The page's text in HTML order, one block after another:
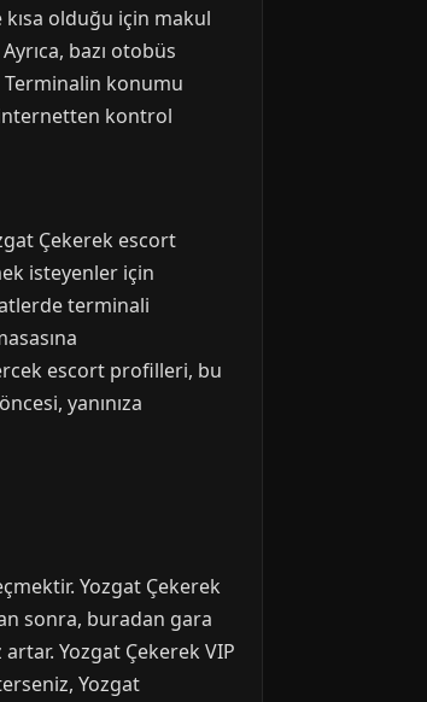
olduğu için makul
bazı otobüs
Terminalin konumu
kontrol
Çekerek escort
isteyenler için
terminali
escort profilleri, bu
yanınıza
Yozgat Çekerek
sonra, buradan gara
Yozgat Çekerek VIP
Yozgat